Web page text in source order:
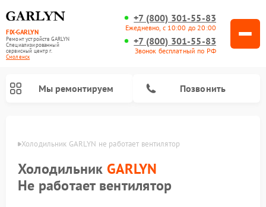
FIX-GARLYN
Ремонт устройств GARLYN
Специализированный
cервисный центр г.
Смоленск
+7 (800) 301-55-83
Ежедневно, с 10:00 до 20:00
+7 (800) 301-55-83
Звонок бесплатный по РФ
Мы ремонтируем Позвонить
Холодильник GARLYN не работает вентилятор
Холодильник GARLYN
Не работает вентилятор